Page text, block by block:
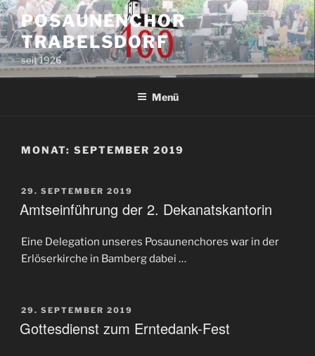
Zum
Inhalt
springen
POSAUNENCHOR
TRABELSDORF
seit 1926
Menü
MONAT: SEPTEMBER 2019
VERÖFFENTLICHT
AM
29. SEPTEMBER 2019
Amtseinführung der 2. Dekanatskantorin
Eine Delegation unseres Posaunenchores war in der
Erlöserkirche in Bamberg dabei …
VERÖFFENTLICHT
AM
29. SEPTEMBER 2019
Gottesdienst zum Erntedank-Fest